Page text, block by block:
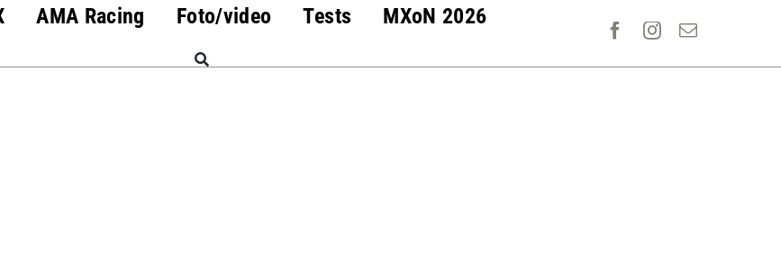
AMA Racing Foto/video Tests MXoN 2026